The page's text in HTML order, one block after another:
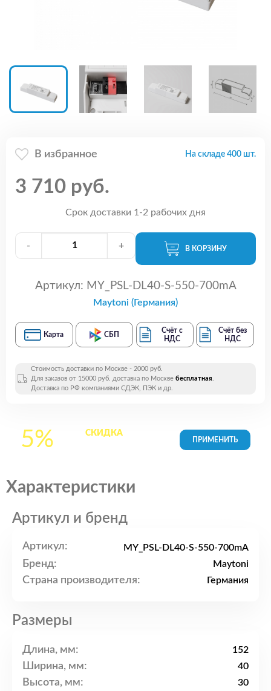
В избранное На складе 400 шт.
3 710 руб.
Срок доставки 1-2 рабочих дня
- + В КОРЗИНУ
Артикул: MY_PSL-DL40-S-550-700mA
Maytoni (Германия)
Карта СБП
Счёт с
НДС
Счёт без
НДС
Стоимость доставки по Москве - 2000 руб.
Для заказов от 15000 руб. доставка по Москве бесплатная.
Доставка по РФ компаниями СДЭК, ПЭК и др.
5% СКИДКАна все
Характеристики
Артикул и бренд
Артикул: MY_PSL-DL40-S-550-700mA
Бренд: Maytoni
Страна производителя: Германия
Размеры
Длина, мм: 152
Ширина, мм: 40
Высота, мм: 30